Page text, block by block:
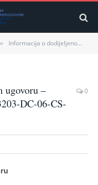
» Informacija o dodijeljenom ugovoru – UNDP/GCF- BiH10/00103203-DC-06-CS-26-FBIH
ugovoru –
DC-06-CS-
0